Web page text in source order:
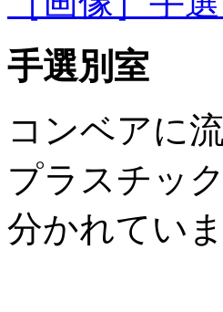
手選別室
コンベアに
プラスチッ
分かれていま